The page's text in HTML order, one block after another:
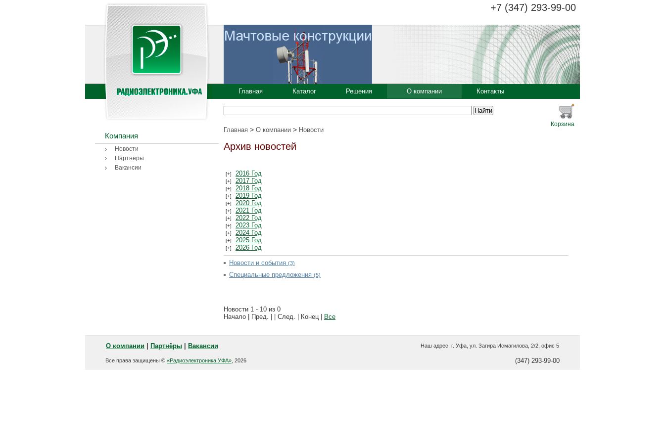
+7 (347) 293-99-00
Корзина
Главная Каталог Решения О компании Контакты
Компания
Новости
Партнёры
Вакансии
Главная > О компании > Новости
Архив новостей
2016 Год
2017 Год
2018 Год
2019 Год
2020 Год
2021 Год
2022 Год
2023 Год
2024 Год
2025 Год
2026 Год
Новости и события (3)
Специальные предложения (5)
Новости 1 - 10 из 0
Начало | Пред. | | След. | Конец
Все
О компании Партнёры Вакансии Наш адрес: г. Уфа, ул. Загира Исмагилова, 2/2, офис 5
Все права защищены © «Радиоэлектроника.УФА» , 2026 (347) 293-99-00